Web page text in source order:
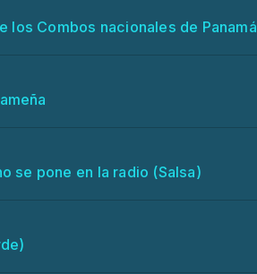
los Combos nacionales de Panamá
se pone en la radio (Salsa)